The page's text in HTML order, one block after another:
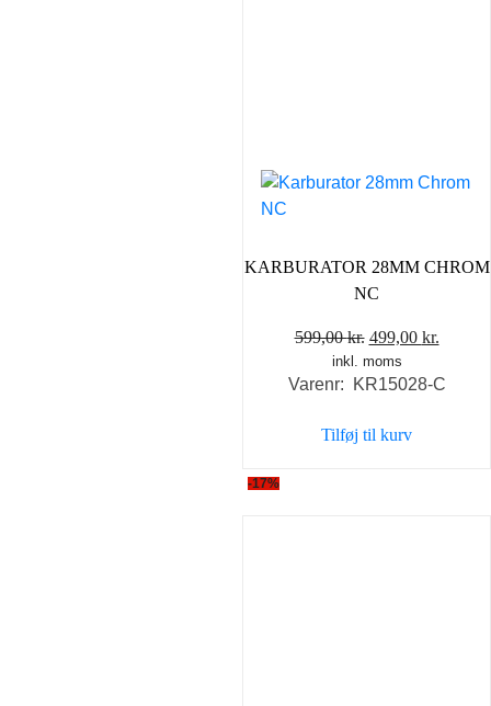
KARBURATOR 28MM CHROM
NC
599,00kr. Den
oprindelige
pris
599,00 kr..
499,00 kr.
pris
inkl. moms
Varenr: KR15028-C
Tilføj til kurv
-17%